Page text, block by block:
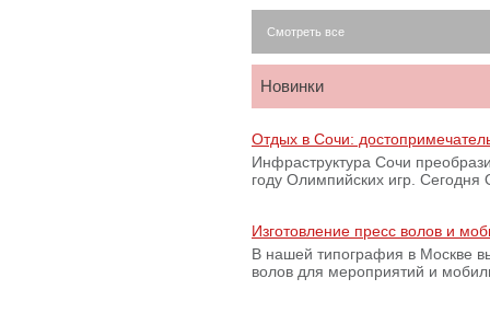
Смотреть все
Новинки
Отдых в Сочи:
Инфраструктура Сочи
году Олимпийских игр.
Изготовление пресс волов и
В нашей типография в Москве
волов для мероприятий и